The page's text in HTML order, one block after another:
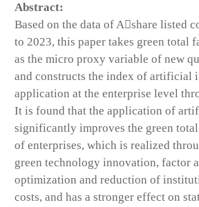
Abstract:
Based on the data of Ashare listed
to 2023, this paper takes green total
as the micro proxy variable of new
and constructs the index of artificial
application at the enterprise level
It is found that the application of
significantly improves the green
of enterprises, which is realized
green technology innovation, factor
optimization and reduction of
costs, and has a stronger effect on